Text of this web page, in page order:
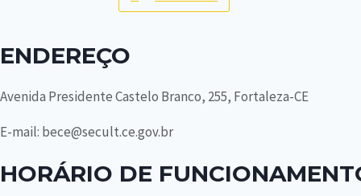
ENDEREÇO
Avenida Presidente Castelo Branco, 255, Fortaleza-CE
E-mail: bece@secult.ce.gov.br
HORÁRIO DE